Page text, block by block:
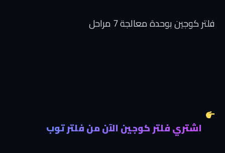
فلتر كوجين بوحدة معالجة 7 مراحل
اشتري فلتر كوجين الآن من فلتر توب